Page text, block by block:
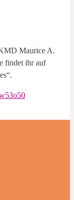
Maurice A.
findet ihr auf